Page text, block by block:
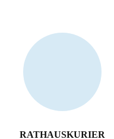
RATHAUSKURIER